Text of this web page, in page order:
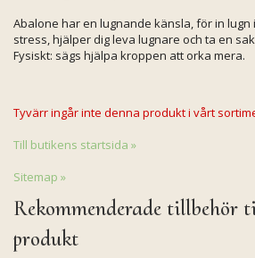
Abalone har en lugnande känsla, för in lugn
stress, hjälper dig leva lugnare och ta en
Fysiskt: sägs hjälpa kroppen att orka mera.
Tyvärr ingår inte denna produkt i vårt
Till butikens startsida »
Sitemap »
Rekommenderade tillbehör
produkt